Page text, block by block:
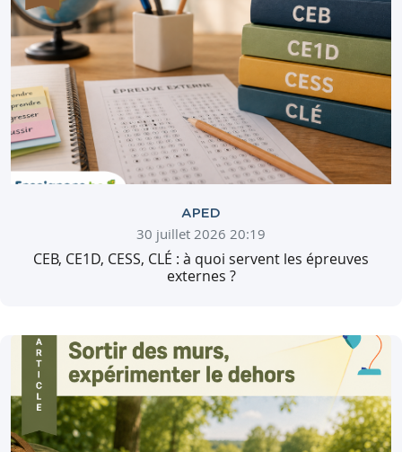
APED
30 juillet 2026 20:19
CEB, CE1D, CESS, CLÉ : à quoi servent les épreuves
externes ?